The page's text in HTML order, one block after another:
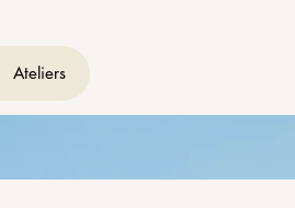
Ateliers